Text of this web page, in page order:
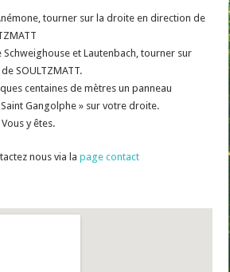
tourner sur la droite en direction de
Schweighouse et Lautenbach, tourner sur
SOULTZMATT.
centaines de mètres un panneau
Gangolphe » sur votre droite.
y êtes.
nous via lapage contact